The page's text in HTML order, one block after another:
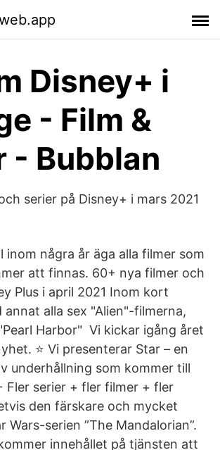
Disney+ i
- Film &
- Bubblan
serier på Disney+ i mars 2021
inom några år äga alla filmer som
att finnas. 60+ nya filmer och
Plus i april 2021 Inom kort
annat alla sex "Alien"-filmerna,
Harbor" Vi kickar igång året
⭐️ Vi presenterar Star – en
underhållning som kommer till
Fler serier + fler filmer + fler
den färskare och mycket
Wars-serien ”The Mandalorian”.
innehållet på tjänsten att